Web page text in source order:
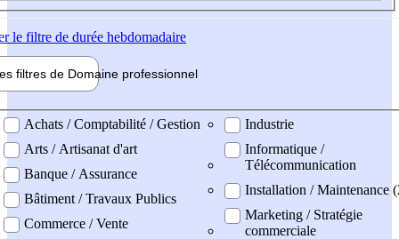
le filtre de durée hebdomadaire
filtres de Domaine professionnel
professionel
Achats / Comptabilité / Gestion
Arts / Artisanat d'art
Banque / Assurance
Bâtiment / Travaux Publics
Commerce / Vente
Industrie
Informatique /
Télécommunication
Installation / Maintenance
Marketing / Stratégie
commerciale